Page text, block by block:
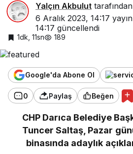
Yalçın Akbulut
6 Aralık 2023, 14:17
14:17 güncellendi
1dk, 11sn 189
Google'da Abone Ol
0 Paylaş Beğen
CHP Darıca Belediye
Tuncer Saltaş, Pazar
binasında adaylık